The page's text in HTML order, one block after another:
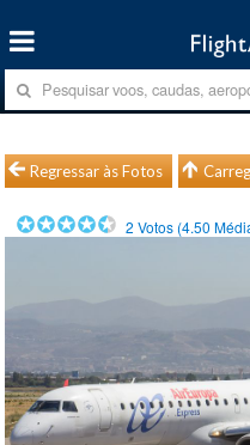
Regressar às Fotos
2 Votos (4.50